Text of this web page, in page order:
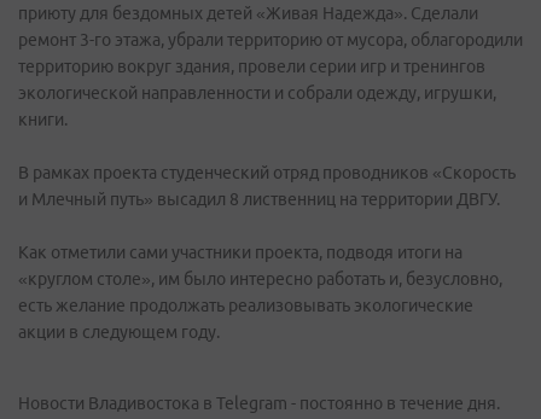
приюту для бездомных детей «Живая Надежда». Сделали
ремонт 3-го этажа, убрали территорию от мусора, облагородили
территорию вокруг здания, провели серии игр и тренингов
экологической направленности и собрали одежду, игрушки,
книги.
В рамках проекта студенческий отряд проводников «Скорость
и Млечный путь» высадил 8 лиственниц на территории ДВГУ.
Как отметили сами участники проекта, подводя итоги на
«круглом столе», им было интересно работать и, безусловно,
есть желание продолжать реализовывать экологические
акции в следующем году.
Новости Владивостока в Telegram - постоянно в течение дня.